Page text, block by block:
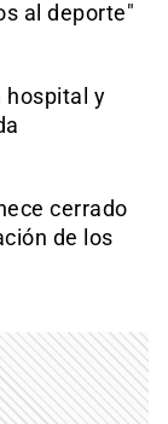
al deporte"
hospital y
cerrado
de los